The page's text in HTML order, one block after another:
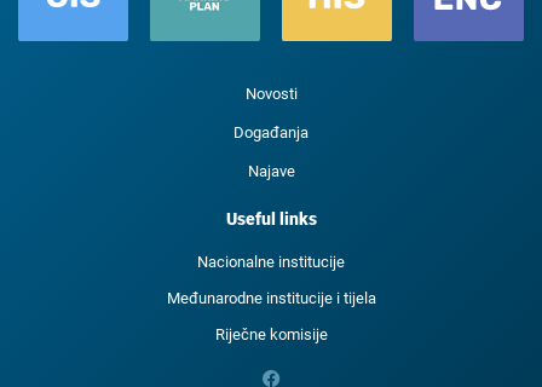
Novosti
Događanja
Najave
Useful links
Nacionalne institucije
Međunarodne institucije i tijela
Riječne komisije